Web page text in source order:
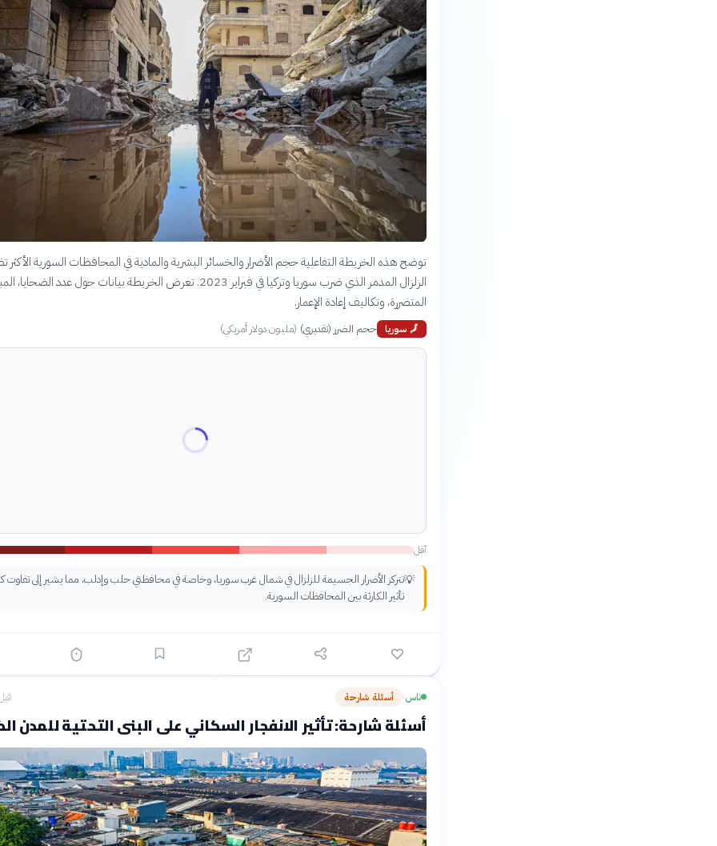
توضح هذه الخريطة التفاعلية حجم الأضرار والخسائر البشرية والمادية في المحافظات السورية الأكثر
الزلزال المدمر الذي ضرب سوريا وتركيا في فبراير 2023. تعرض الخريطة بيانات حول عدد الضحايا،
المتضررة، وتكاليف إعادة الإعمار.
🗾 سوريا حجم الضرر (تقديري) (مليون دولار أمريكي)
أقل
💡تتركز الأضرار الجسيمة للزلزال في شمال غرب سوريا، وخاصة في محافظتي حلب وإدلب، مما يشير إلى تفاوت
تأثير الكارثة بين المحافظات السورية.
ناس› أسئلة شارحة قبل 13
أسئلة شارحة: تأثير الانفجار السكاني على البنى التحتية للمدن